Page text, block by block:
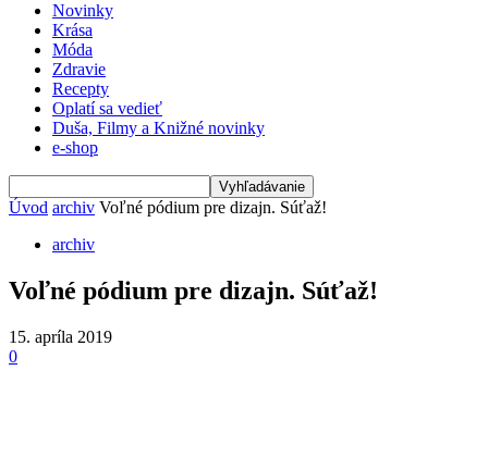
Novinky
Krása
Móda
Zdravie
Recepty
Oplatí sa vedieť
Duša, Filmy a Knižné novinky
e-shop
Úvod archiv Voľné pódium pre dizajn. Súťaž!
archiv
Voľné pódium pre dizajn. Súťaž!
15. apríla 2019
0